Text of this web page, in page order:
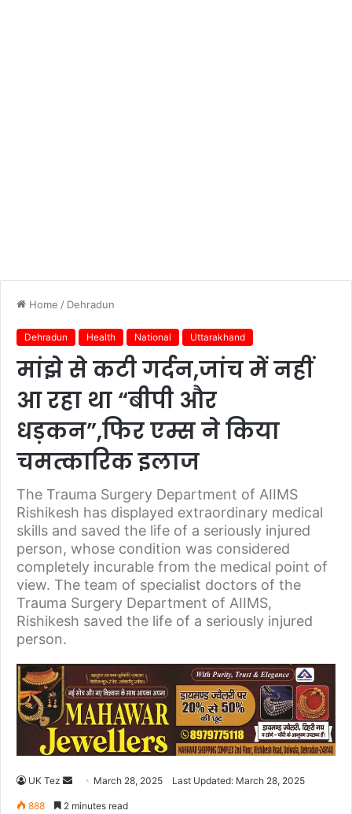
Home / Dehradun
Dehradun Health National Uttarakhand
मांझे से कटी गर्दन,जांच में नहीं
आ रहा था “बीपी और
धड़कन”,फिर एम्स ने किया
चमत्कारिक इलाज
The Trauma Surgery Department of AIIMS
Rishikesh has displayed extraordinary medical
skills and saved the life of a seriously injured
person, whose condition was considered
completely incurable from the medical point of
view. The team of specialist doctors of the
Trauma Surgery Department of AIIMS,
Rishikesh saved the life of a seriously injured
person.
UK Tez March 28, 2025 Last Updated: March 28, 2025
888 2 minutes read